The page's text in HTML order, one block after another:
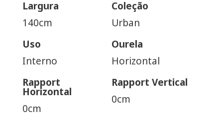
Largura
140cm
Coleção
Urban
Uso
Interno
Ourela
Horizontal
Rapport
Horizontal
0cm
Rapport Vertical
0cm